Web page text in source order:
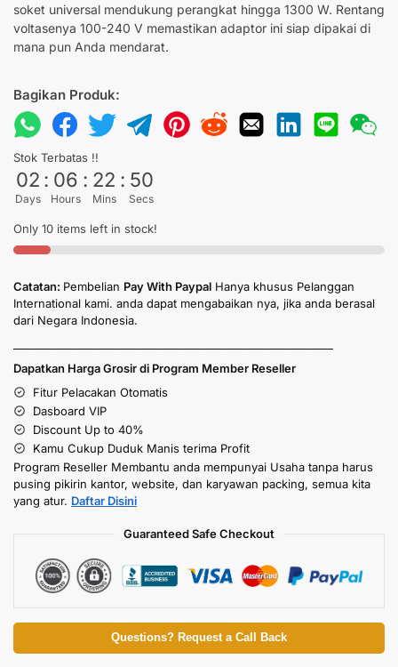
soket universal mendukung perangkat hingga 1300 W. Rentang
voltasenya 100-240 V memastikan adaptor ini siap dipakai di
mana pun Anda mendarat.
Bagikan Produk:
Stok Terbatas !!
02
Days
: 06
Hours
: 22
Mins
: 50
Secs
Only 10 items left in stock!
Catatan: Pembelian Pay With Paypal Hanya khusus Pelanggan
International kami. anda dapat mengabaikan nya, jika anda berasal
dari Negara Indonesia.
Dapatkan Harga Grosir di Program Member Reseller
Fitur Pelacakan Otomatis
Dasboard VIP
Discount Up to 40%
Kamu Cukup Duduk Manis terima Profit
Program Reseller Membantu anda mempunyai Usaha tanpa harus
pusing pikirin kantor, website, dan karyawan packing, semua kita
yang atur. Daftar Disini
Guaranteed Safe Checkout
Questions? Request a Call Back